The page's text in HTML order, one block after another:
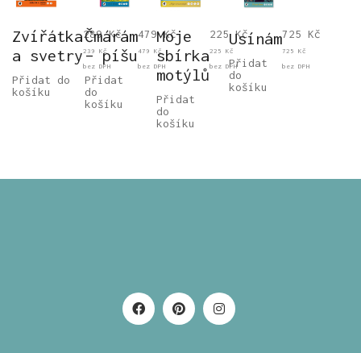
Zvířátka
a svetry
Přidat do
košíku
289Kč
239 Kč
bez DPH
Čmárám
– píšu
Přidat
do
košíku
479Kč
479 Kč
bez DPH
Moje
sbírka
motýlů
Přidat
do
košíku
225Kč
225Kč
bez DPH
Usínám
Přidat
do
košíku
725 Kč
725 Kč
bez DPH